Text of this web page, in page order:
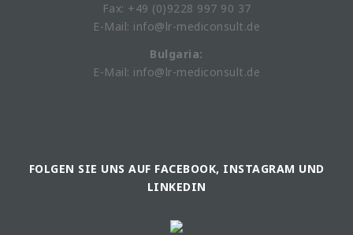
Fax: +49 (0)9228 997 90 37
E-Mail: info@lr-mediconsult.de
Bulgaria:
E-Mail: info@lr-mediconsult.de
FOLGEN SIE UNS AUF FACEBOOK, INSTAGRAM UND
LINKEDIN